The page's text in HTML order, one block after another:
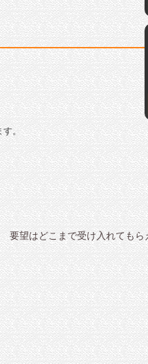
す。
要望はどこまで受け入れてもら